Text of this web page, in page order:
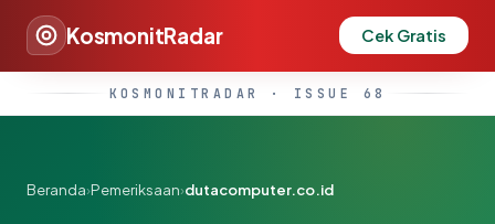
KosmonitRadar Cek Gratis
KOSMONITRADAR · ISSUE 68
Beranda›Pemeriksaan›dutacomputer.co.id